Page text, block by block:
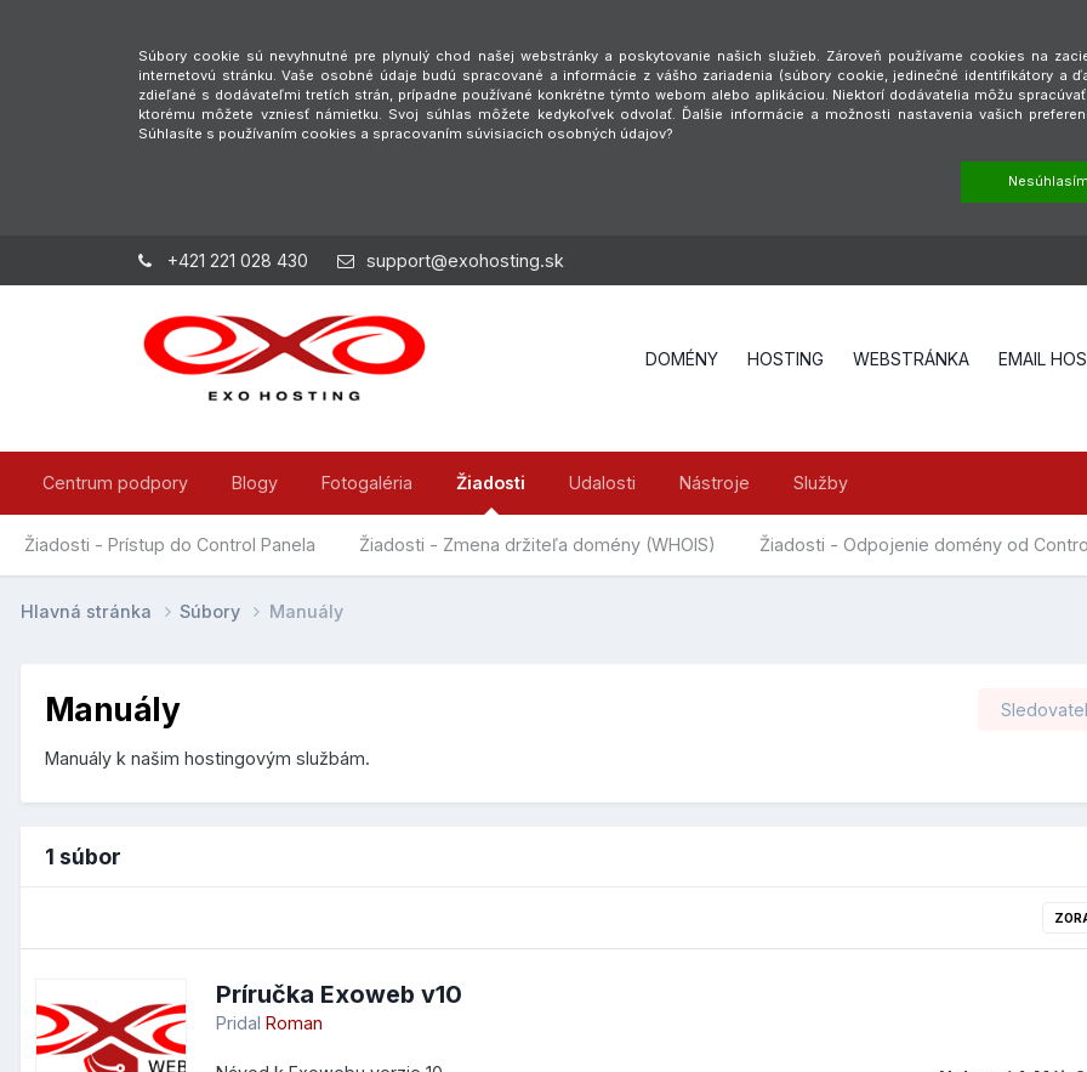
Súbory cookie sú nevyhnutné pre plynulý chod našej webstránky a poskytovanie našich služieb. Zároveň používame cookies na
internetovú stránku. Vaše osobné údaje budú spracované a informácie z vášho zariadenia (súbory cookie, jedinečné identifikátory a
zdieľané s dodávateľmi tretích strán, prípadne používané konkrétne týmto webom alebo aplikáciou. Niektorí dodávatelia môžu
ktorému môžete vzniesť námietku. Svoj súhlas môžete kedykoľvek odvolať. Ďalšie informácie a možnosti nastavenia vašich
Súhlasíte s používaním cookies a spracovaním súvisiacich osobných údajov?
Nesúhlasím
+421 221 028 430 support@exohosting.sk
DOMÉNY HOSTING WEBSTRÁNKA EMAIL
Centrum podpory
Blogy Fotogaléria Žiadosti
Žiadosti - Prístup do Control Panela Žiadosti - Zmena držiteľa domény (WHOIS) Žiadosti - Odpojenie domény od
Udalosti Nástroje Služby
Hlavná stránka Súbory Manuály
Manuály
Manuály k našim hostingovým službám.
1 súbor
Príručka Exoweb v10
Pridal Roman